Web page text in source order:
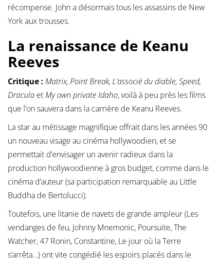
récompense. John a désormais tous les assassins de New
York aux trousses.
La renaissance de Keanu
Reeves
Critique : Matrix, Point Break, L’associé du diable, Speed,
Dracula etMy own private Idaho, voilà à peu près les films
que l’on sauvera dans la carrière de Keanu Reeves.
La star au métissage magnifique offrait dans les années 90
un nouveau visage au cinéma hollywoodien, et se
permettait d’envisager un avenir radieux dans la
production hollywoodienne à gros budget, comme dans le
cinéma d’auteur (sa participation remarquable au Little
Buddha de Bertolucci).
Toutefois, une litanie de navets de grande ampleur (Les
vendanges de feu, Johnny Mnemonic, Poursuite, The
Watcher, 47 Ronin, Constantine, Le jour où la Terre
s’arrêta…) ont vite congédié les espoirs placés dans le